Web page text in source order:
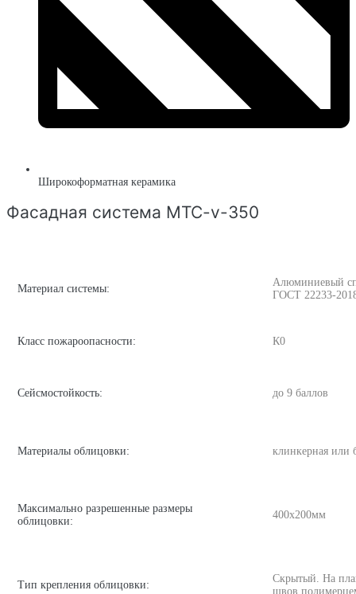
Широкоформатная керамика
Фасадная система MTC-v-350
Материал системы:
Алюминиевый
ГОСТ 22233-
Класс пожароопасности: К0
Сейсмостойкость: до 9 баллов
Материалы облицовки: клинкерная или
Максимально разрешенные размеры
облицовки:
400х200мм
Тип крепления облицовки:
Скрытый. На
швов